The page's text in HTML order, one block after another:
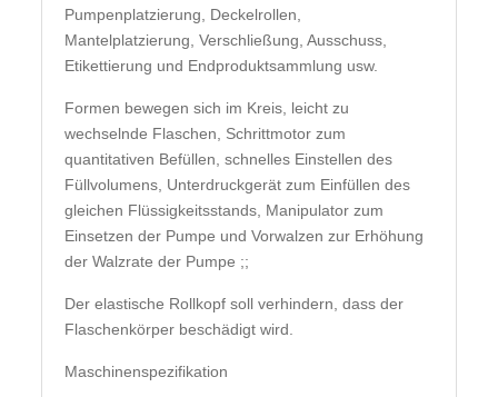
Pumpenplatzierung, Deckelrollen,
Mantelplatzierung, Verschließung, Ausschuss,
Etikettierung und Endproduktsammlung usw.
Formen bewegen sich im Kreis, leicht zu
wechselnde Flaschen, Schrittmotor zum
quantitativen Befüllen, schnelles Einstellen des
Füllvolumens, Unterdruckgerät zum Einfüllen des
gleichen Flüssigkeitsstands, Manipulator zum
Einsetzen der Pumpe und Vorwalzen zur Erhöhung
der Walzrate der Pumpe ;;
Der elastische Rollkopf soll verhindern, dass der
Flaschenkörper beschädigt wird.
Maschinenspezifikation